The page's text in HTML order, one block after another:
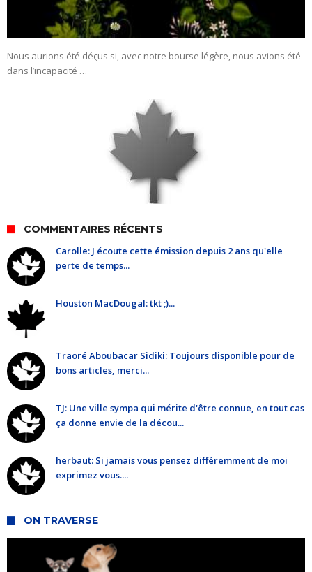
Nous aurions été déçus si, avec notre bourse légère, nous avions été
dans l’incapacité …
COMMENTAIRES RÉCENTS
Carolle: J écoute cette émission depuis 2 ans qu'elle
perte de temps...
Houston MacDougal: tkt ;)...
Traoré Aboubacar Sidiki: Toujours disponible pour de
bons articles, merci...
TJ: Une ville sympa qui mérite d'être connue, en tout cas
ça donne envie de la décou...
herbaut: Si jamais vous pensez différemment de moi
exprimez vous....
ON TRAVERSE